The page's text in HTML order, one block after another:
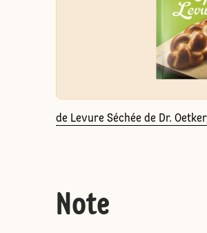
de Levure Séchée de Dr. Oetker
Note